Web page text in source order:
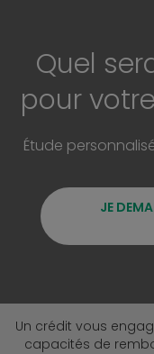
Quel
pour
Étude
JE
Un crédit vous
capacités de